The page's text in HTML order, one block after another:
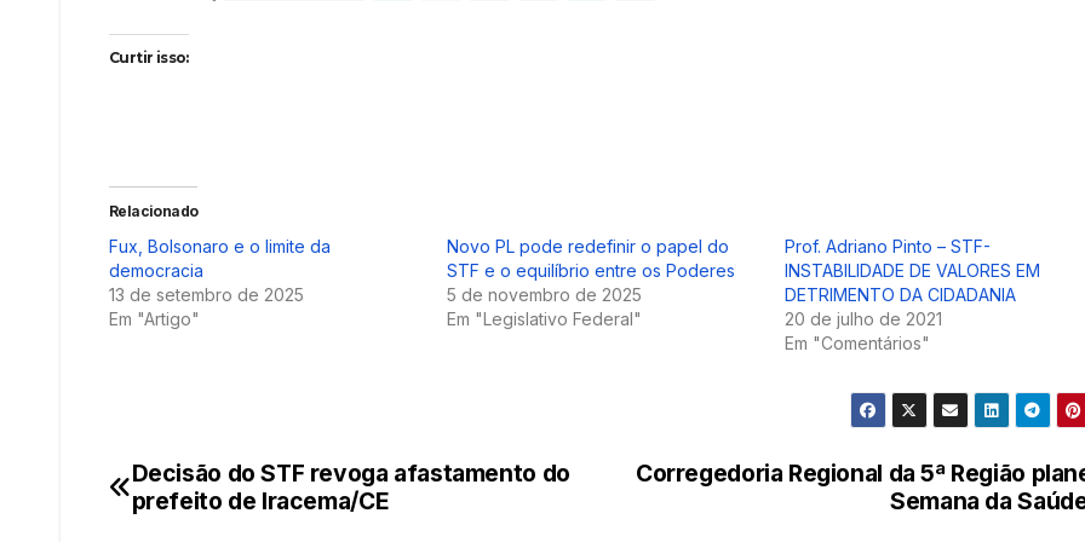
Curtir isso:
Relacionado
Fux, Bolsonaro e o limite da
democracia
13 de setembro de 2025
Em "Artigo"
Novo PL pode redefinir o papel do
STF e o equilíbrio entre os Poderes
5 de novembro de 2025
Em "Legislativo Federal"
Prof. Adriano Pinto – STF-
INSTABILIDADE DE VALORES EM
DETRIMENTO DA CIDADANIA
20 de julho de 2021
Em "Comentários"
Navegação
Corregedoria Regional da 5ª Região
Semana da
Decisão do STF revoga afastamento do
prefeito de Iracema/CE